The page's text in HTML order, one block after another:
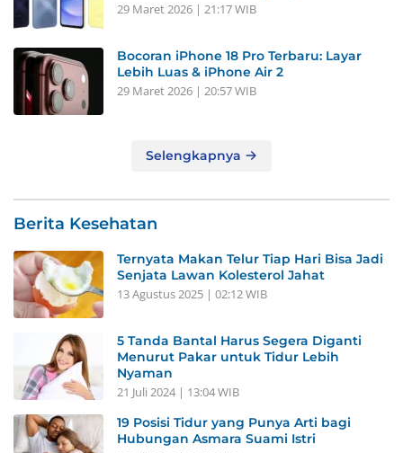
29 Maret 2026 | 21:17 WIB
Bocoran iPhone 18 Pro Terbaru: Layar
Lebih Luas & iPhone Air 2
29 Maret 2026 | 20:57 WIB
Selengkapnya
Berita Kesehatan
Ternyata Makan Telur Tiap Hari Bisa Jadi
Senjata Lawan Kolesterol Jahat
13 Agustus 2025 | 02:12 WIB
5 Tanda Bantal Harus Segera Diganti
Menurut Pakar untuk Tidur Lebih
Nyaman
21 Juli 2024 | 13:04 WIB
19 Posisi Tidur yang Punya Arti bagi
Hubungan Asmara Suami Istri